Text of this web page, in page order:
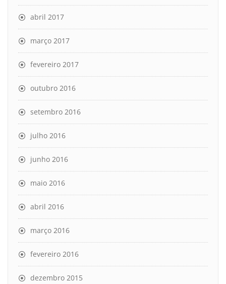
abril 2017
março 2017
fevereiro 2017
outubro 2016
setembro 2016
julho 2016
junho 2016
maio 2016
abril 2016
março 2016
fevereiro 2016
dezembro 2015